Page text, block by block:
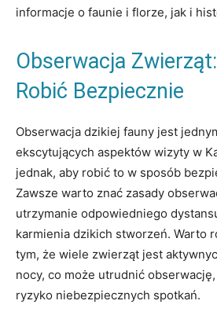
informacje o faunie i florze, jak i
Obserwacja
Robić Bezpiecznie
Obserwacja dzikiej fauny jest
ekscytujących aspektów wizyty w
jednak, aby robić to w sposób
Zawsze warto znać zasady
utrzymanie odpowiedniego
karmienia dzikich stworzeń. Warto
tym, że wiele zwierząt jest
nocy, co może utrudnić
ryzyko niebezpiecznych spotkań.